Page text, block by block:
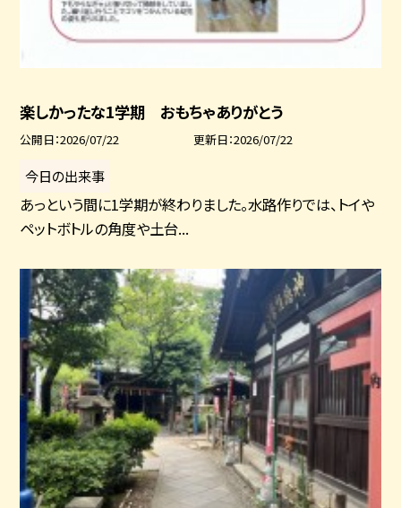
楽しかったな1学期 おもちゃありがとう
公開日 2026/07/22 更新日 2026/07/22
今日の出来事
あっという間に1学期が終わりました。水路作りでは、トイや
ペットボトルの角度や土台...